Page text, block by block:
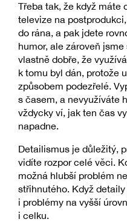
Třeba tak, že když máte
televize na
do rána, a pak jdete
humor, ale zároveň
vlastně dobře, že
k tomu byl dán, protože
způsobem podezřelé.
s časem, a nevyužíváte
vždycky ví, jak ten čas
napadne.
Detailismus je důležitý,
vidíte rozpor celé věci.
možná hlubší problém
střihnutého. Když
i problémy na vyšší
i celku.